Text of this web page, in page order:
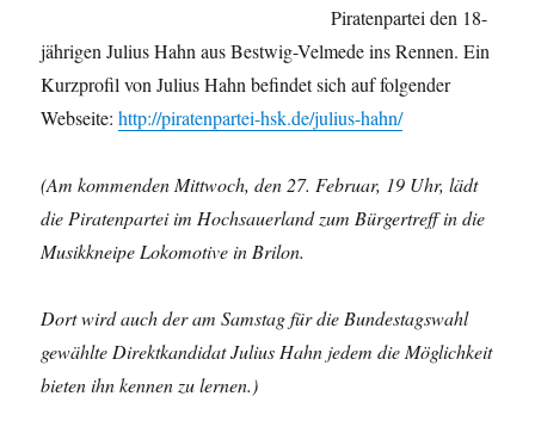
Piratenpartei den 18-
jährigen Julius Hahn aus Bestwig-Velmede ins Rennen. Ein
Kurzprofil von Julius Hahn befindet sich auf folgender
Webseite:http://piratenpartei-hsk.de/julius-hahn/
(Am kommenden Mittwoch, den 27. Februar, 19 Uhr, lädt
die Piratenpartei im Hochsauerland zum Bürgertreff in die
Musikkneipe Lokomotive in Brilon.
Dort wird auch der am Samstag für die Bundestagswahl
gewählte Direktkandidat Julius Hahn jedem die Möglichkeit
bieten ihn kennen zu lernen.)